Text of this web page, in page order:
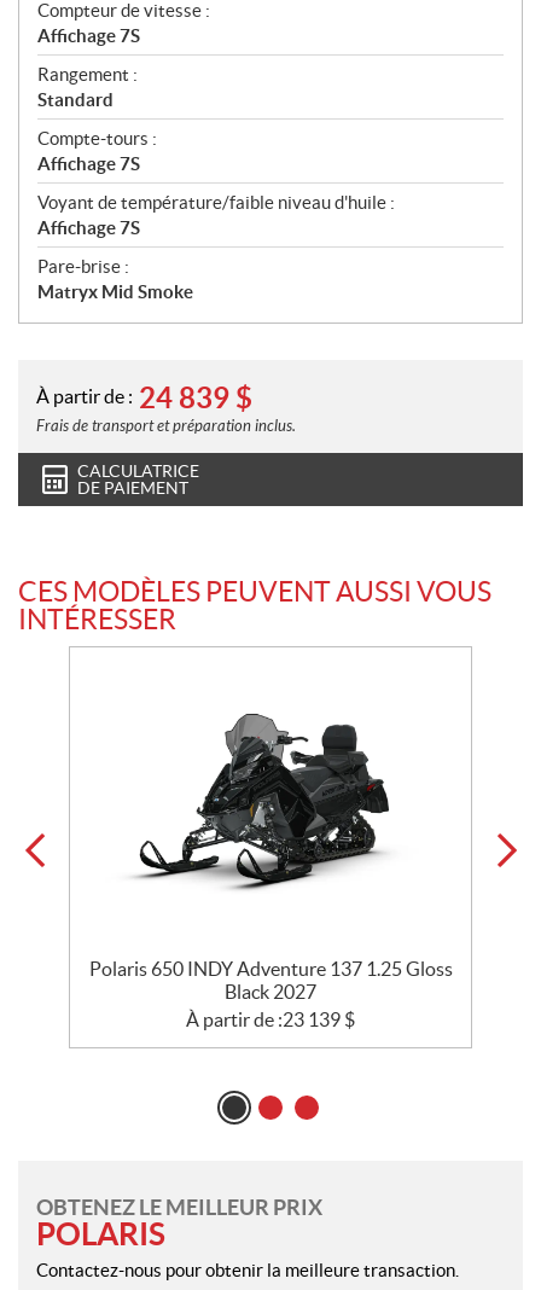
Compteur de vitesse :
Affichage 7S
Rangement :
Standard
Compte-tours :
Affichage 7S
Voyant de température/faible niveau d'huile :
Affichage 7S
Pare-brise :
Matryx Mid Smoke
À partir de : 24 839 $
Frais de transport et préparation inclus.
CALCULATRICE
DE PAIEMENT
CES MODÈLES PEUVENT AUSSI VOUS
INTÉRESSER
Polaris 650 INDY Adventure 137 1.25 Gloss
Black 2027
À partir de :23 139 $
OBTENEZ LE MEILLEUR PRIX
POLARIS
Contactez-nous pour obtenir la meilleure transaction.